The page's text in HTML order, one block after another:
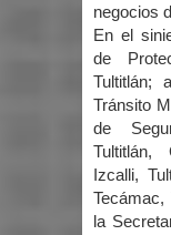
negocios
En el
de
Tultitlán;
Tránsito
de
Tultitlán,
Izcalli,
la